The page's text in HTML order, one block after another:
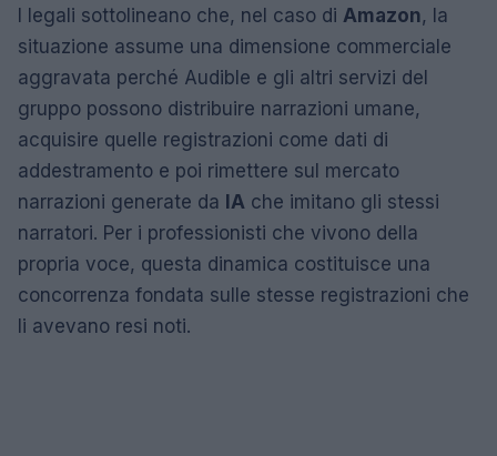
I legali sottolineano che, nel caso di Amazon, la
situazione assume una dimensione commerciale
aggravata perché Audible e gli altri servizi del
gruppo possono distribuire narrazioni umane,
acquisire quelle registrazioni come dati di
addestramento e poi rimettere sul mercato
narrazioni generate da IA che imitano gli stessi
narratori. Per i professionisti che vivono della
propria voce, questa dinamica costituisce una
concorrenza fondata sulle stesse registrazioni che
li avevano resi noti.